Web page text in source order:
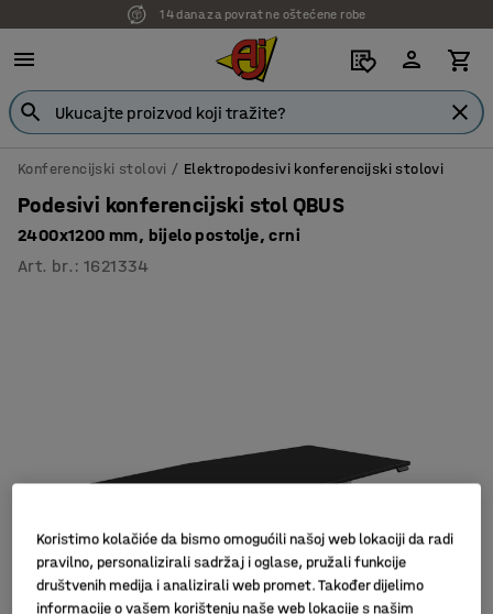
14 dana za povrat ne oštećene robe
7 godina garancije
Konferencijski stolovi Elektropodesivi konferencijski stolovi
Podesivi konferencijski stol QBUS
2400x1200 mm, bijelo postolje, crni
Art. br. :1621334
Koristimo kolačiće da bismo omogućili našoj web lokaciji da radi
pravilno, personalizirali sadržaj i oglase, pružali funkcije
društvenih medija i analizirali web promet. Također dijelimo
informacije o vašem korištenju naše web lokacije s našim